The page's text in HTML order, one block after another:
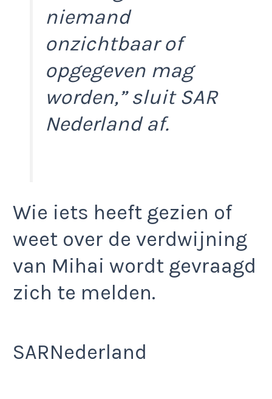
niemand
onzichtbaar of
opgegeven mag
worden,”sluit SAR
Nederland af.
Wie iets heeft gezien of
weet over de verdwijning
van Mihai wordt gevraagd
zich te melden.
SARNederland